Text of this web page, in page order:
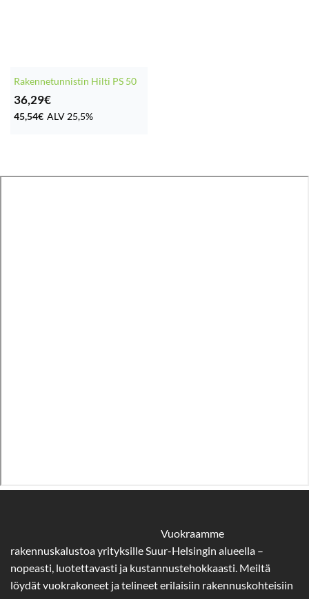
Rakennetunnistin Hilti PS 50
36,29€
45,54€ ALV 25,5%
Vuokraamme
rakennuskalustoa yrityksille Suur-Helsingin alueella –
nopeasti, luotettavasti ja kustannustehokkaasti. Meiltä
löydät vuokrakoneet ja telineet erilaisiin rakennuskohteisiin